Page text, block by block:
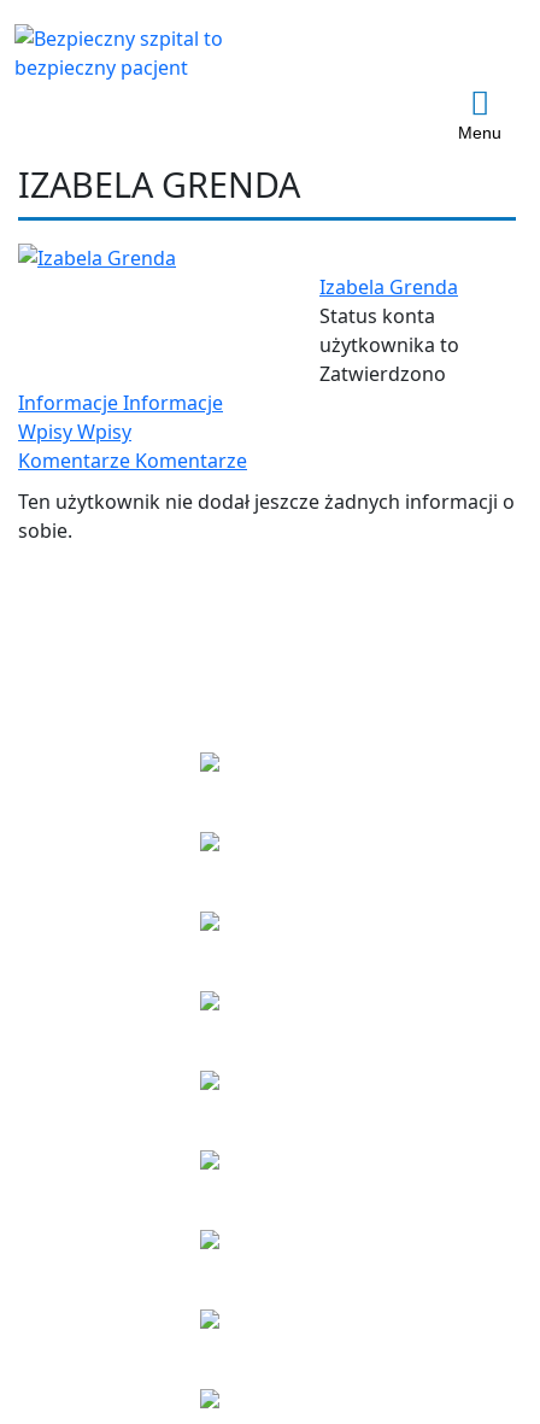
Menu
IZABELA GRENDA
Izabela Grenda
Status konta
użytkownika to
Zatwierdzono
InformacjeInformacje
WpisyWpisy
Komentarze Komentarze
Ten użytkownik nie dodał jeszcze żadnych informacji o
sobie.